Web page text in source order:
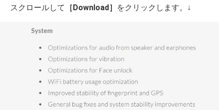
スクロールして
［Download］ をクリックします。↓